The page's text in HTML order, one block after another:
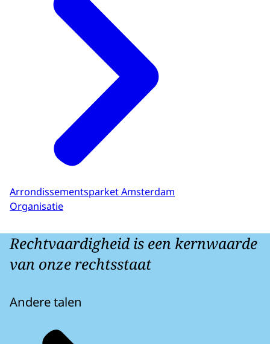
Arrondissementsparket Amsterdam
Organisatie
Rechtvaardigheid is een kernwaarde
van onze rechtsstaat
Andere talen